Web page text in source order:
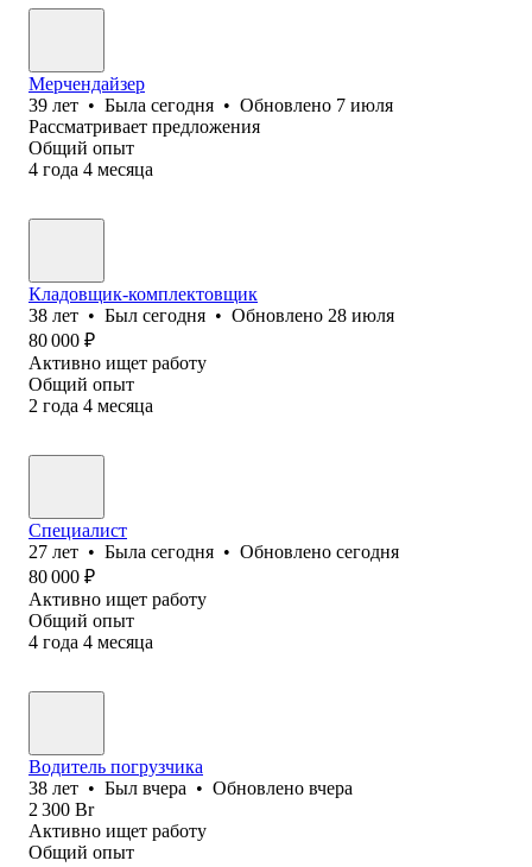
Мерчендайзер
39 лет • Была сегодня • Обновлено 7 июля
Рассматривает предложения
Общий опыт
4 года 4 месяца
Кладовщик-комплектовщик
38 лет • Был сегодня • Обновлено 28 июля
80 000 ₽
Активно ищет работу
Общий опыт
2 года 4 месяца
Специалист
27 лет • Была сегодня • Обновлено сегодня
80 000 ₽
Активно ищет работу
Общий опыт
4 года 4 месяца
Водитель погрузчика
38 лет • Был вчера • Обновлено вчера
2 300 Br
Активно ищет работу
Общий опыт